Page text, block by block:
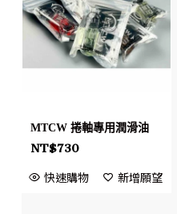
MTCW 捲軸專用潤滑油
NT$730
快速購物 新增願望